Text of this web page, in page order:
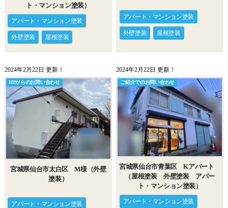
ト・マンション塗装）
アパート・マンション塗装
外壁塗装 屋根塗装
アパート・マンション塗装
外壁塗装 屋根塗装
2024年2月22日 更新！
HPからのお問い合わせ
宮城県仙台市太白区 M様（外壁
塗装）
アパート・マンション塗装
2024年2月22日 更新！
ご紹介でのお問い合わせ
宮城県仙台市青葉区 Kアパート
（屋根塗装 外壁塗装 アパー
ト・マンション塗装）
アパート・マンション塗装